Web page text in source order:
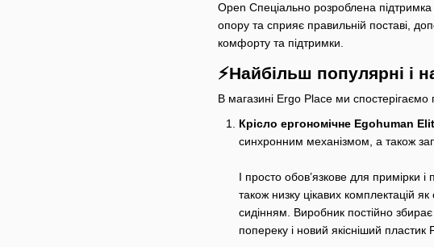
Open Спеціально розроблена
опору та сприяє правильній поставі,
комфорту та підтримки.
⚡️Найбільш популярні і
В магазині Ergo Place ми спостерігаємо
Крісло ергономічне Egohuman
синхронним механізмом, а також
І просто обов’язкове для
також низку цікавих комплектацій
сидінням. Виробник постійно
попереку і новий якісніший пластик